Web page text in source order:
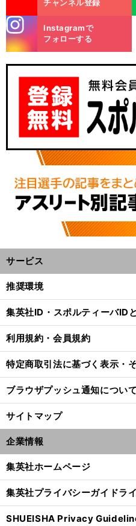
チャンネル登録
m
Instagramで
フォローする
サービス
推奨環境
集英社ID・スポルティーバID
利用規約・会員規約
特定商取引法に基づく表示・
ブラウザプッシュ通知について
サイトマップ
企業情報
集英社ホームページ
集英社プライバシーガイドラ
SHUEISHA Privacy